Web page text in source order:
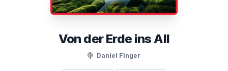
Von der Erde ins All
Daniel Finger